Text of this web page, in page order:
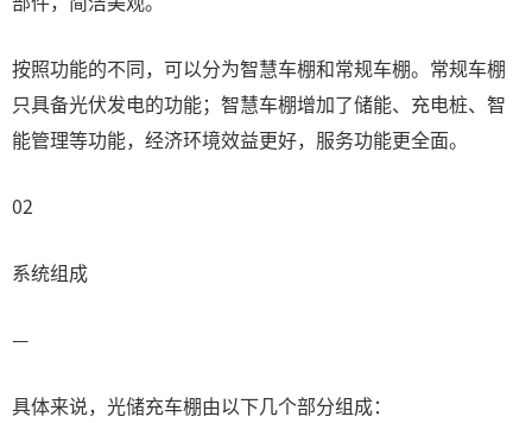
按照功能的不同，可以分为智慧车棚和常规车棚。常规车棚
只具备光伏发电的功能；智慧车棚增加了储能、充电桩、智
能管理等功能，经济环境效益更好，服务功能更全面。
02
系统组成
—
具体来说，光储充车棚由以下几个部分组成：